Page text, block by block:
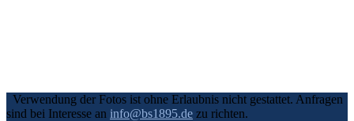
Verwendung der Fotos ist ohne Erlaubnis nicht gestattet. Anfragen
sind bei Interesse an info@bs1895.de zu richten.